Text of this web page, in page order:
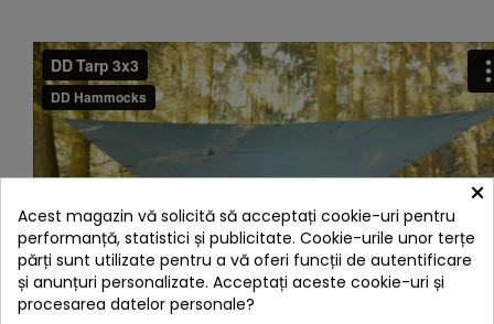
×
Acest magazin vă solicită să acceptați cookie-uri pentru
performanță, statistici și publicitate. Cookie-urile unor terțe
părți sunt utilizate pentru a vă oferi funcții de autentificare
și anunțuri personalizate. Acceptați aceste cookie-uri și
procesarea datelor personale?